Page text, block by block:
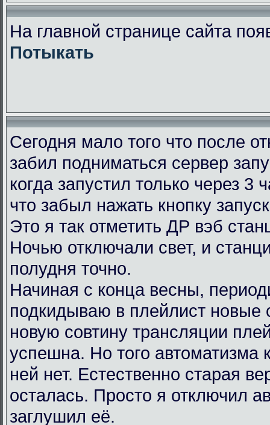
На главной странице сайта
Потыкать
Сегодня мало того что после
забил подниматься сервер
когда запустил только через 3
что забыл нажать кнопку
Это я так отметить ДР вэб
Ночью отключали свет, и
полудня точно.
Начиная с конца весны,
подкидываю в плейлист новые
новую совтину трансляции
успешна. Но того автоматизма
ней нет. Естественно старая
осталась. Просто я отключил
заглушил её.